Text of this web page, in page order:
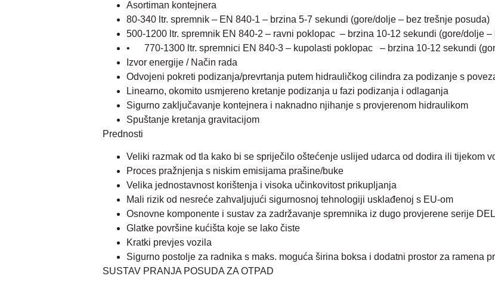
Asortiman kontejnera
80-340 ltr. spremnik – EN 840-1 – brzina 5-7 sekundi (gore/dolje – bez trešnje posuda)
500-1200 ltr. spremnik EN 840-2 – ravni poklopac – brzina 10-12 sekundi (gore/dolje
• 770-1300 ltr. spremnici EN 840-3 – kupolasti poklopac – brzina 10-12 sekundi
Izvor energije / Način rada
Odvojeni pokreti podizanja/prevrtanja putem hidrauličkog cilindra za podizanje s
Linearno, okomito usmjereno kretanje podizanja u fazi podizanja i odlaganja
Sigurno zaključavanje kontejnera i naknadno njihanje s provjerenom hidraulikom
Spuštanje kretanja gravitacijom
Prednosti
Veliki razmak od tla kako bi se spriječilo oštećenje uslijed udarca od dodira ili tijekom
Proces pražnjenja s niskim emisijama prašine/buke
Velika jednostavnost korištenja i visoka učinkovitost prikupljanja
Mali rizik od nesreće zahvaljujući sigurnosnoj tehnologiji usklađenoj s EU-om
Osnovne komponente i sustav za zadržavanje spremnika iz dugo provjerene serije
Glatke površine kućišta koje se lako čiste
Kratki prevjes vozila
Sigurno postolje za radnika s maks. moguća širina boksa i dodatni prostor za ramena
SUSTAV PRANJA POSUDA ZA OTPAD